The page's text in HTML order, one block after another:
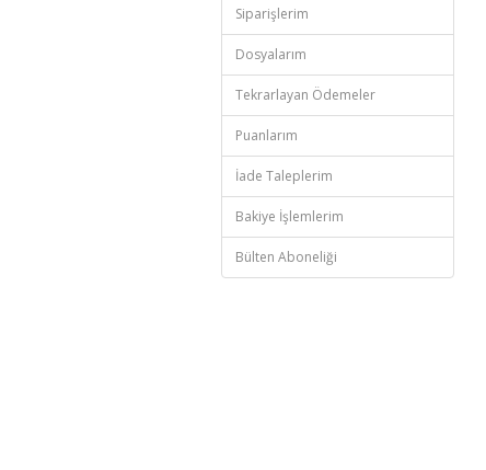
Siparişlerim
Dosyalarım
Tekrarlayan Ödemeler
Puanlarım
İade Taleplerim
Bakiye İşlemlerim
Bülten Aboneliği